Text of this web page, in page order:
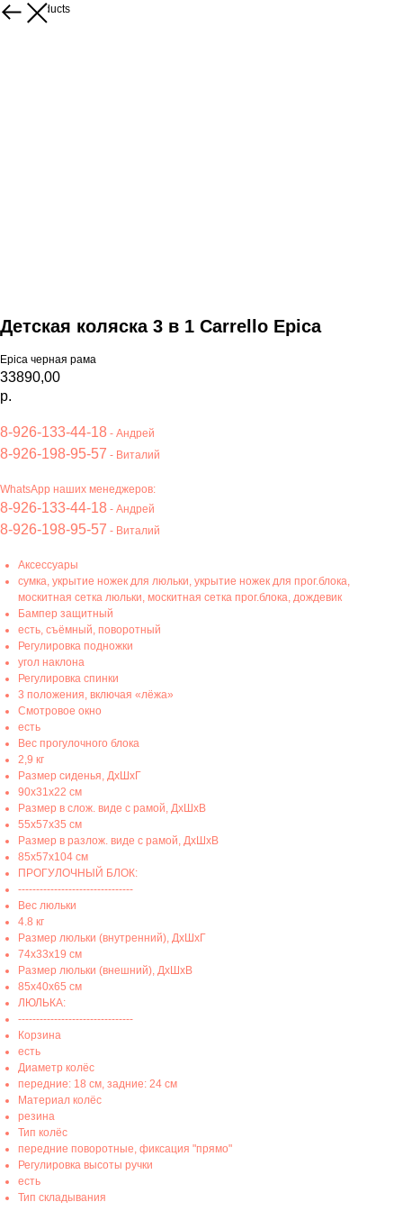
More products
Детская коляска 3 в 1 Carrello Epica
Epica черная рама
33890,00
р.
8-926-133-44-18 - Андрей
8-926-198-95-57 - Виталий
WhatsApp наших менеджеров:
8-926-133-44-18 - Андрей
8-926-198-95-57 - Виталий
Аксессуары
сумка, укрытие ножек для люльки, укрытие ножек для прог.блока,
москитная сетка люльки, москитная сетка прог.блока, дождевик
Бампер защитный
есть, съёмный, поворотный
Регулировка подножки
угол наклона
Регулировка спинки
3 положения, включая «лёжа»
Смотровое окно
есть
Вес прогулочного блока
2,9 кг
Размер сиденья, ДхШхГ
90x31х22 см
Размер в слож. виде с рамой, ДхШхВ
55х57х35 см
Размер в разлож. виде с рамой, ДхШхВ
85x57x104 см
ПРОГУЛОЧНЫЙ БЛОК:
--------------------------------
Вес люльки
4.8 кг
Размер люльки (внутренний), ДхШхГ
74х33х19 см
Размер люльки (внешний), ДхШхВ
85x40х65 см
ЛЮЛЬКА:
--------------------------------
Корзина
есть
Диаметр колёс
передние: 18 см, задние: 24 см
Материал колёс
резина
Тип колёс
передние поворотные, фиксация "прямо"
Регулировка высоты ручки
есть
Тип складывания